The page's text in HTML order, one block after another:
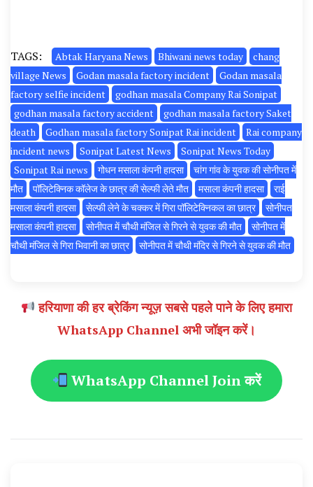
TAGS: Abtak Haryana News Bhiwani news today
chang
village News
Godan masala factory incident
Godan masala
factory selfie incident
godhan masala Company Rai Sonipat
godhan masala factory accident
godhan masala factory Saket
death
Godhan masala factory Sonipat Rai incident
Rai company
incident news
Sonipat Latest News
Sonipat News Today
Sonipat Rai news
गोधन मसाला कंपनी हादसा
चांग गांव के युवक की सोनीपत में
मौत
पॉलिटेक्निक कॉलेज के छात्र की सेल्फी लेते मौत मसाला कंपनी हादसा
राई
मसाला कंपनी हादसा
सेल्फी लेने के चक्कर में गिरा पॉलिटेक्निकल का छात्र
सोनीपत
मसाला कंपनी हादसा
सोनीपत में चौथी मंजिल से गिरने से युवक की मौत
सोनीपत में
चौथी मंजिल से गिरा भिवानी का छात्र
सोनीपत में चौथी मंदिर से गिरने से युवक की मौत
हरियाणा की हर ब्रेकिंग न्यूज़ सबसे पहले पाने के लिए हमारा
WhatsApp Channel अभी जॉइन करें।
WhatsApp Channel Join करें